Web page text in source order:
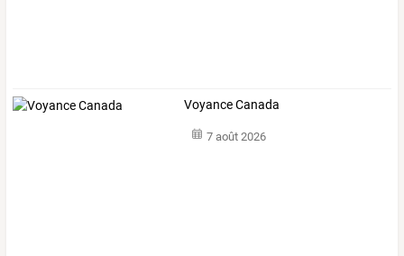
Voyance Canada
7 août 2026